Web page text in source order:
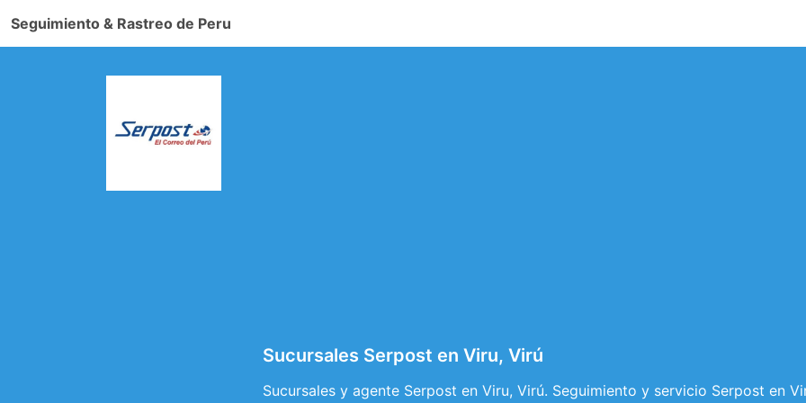
Seguimiento & Rastreo de Peru
Sucursales Serpost en Viru, Virú
Sucursales y agente Serpost en Viru, Virú. Seguimiento y servicio Serpost en